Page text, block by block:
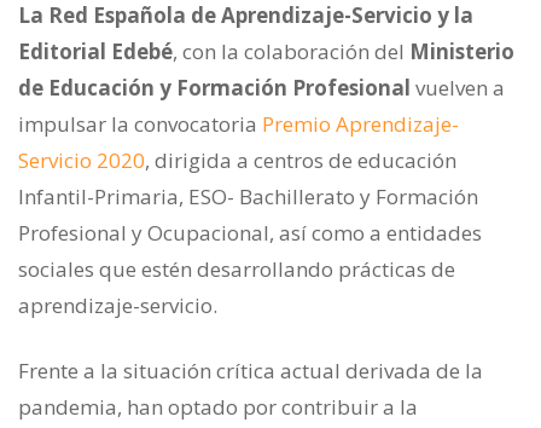
La Red Española de Aprendizaje-Servicio y la
Editorial Edebé, con la colaboración del Ministerio
de Educación y Formación Profesional vuelven a
impulsar la convocatoria Premio Aprendizaje-
Servicio 2020, dirigida a centros de educación
Infantil-Primaria, ESO- Bachillerato y Formación
Profesional y Ocupacional, así como a entidades
sociales que estén desarrollando prácticas de
aprendizaje-servicio.
Frente a la situación crítica actual derivada de la
pandemia, han optado por contribuir a la